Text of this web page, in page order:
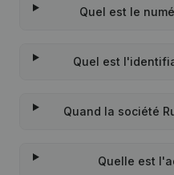
Quel est le
Quel est
Quand la société
Quelle est